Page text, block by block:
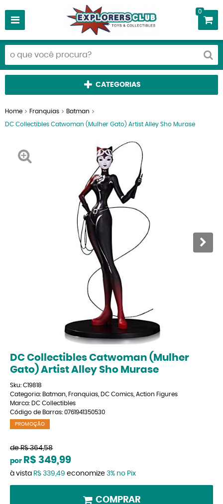
0
CATEGORIAS
Home Franquias Batman
DC Collectibles Catwoman (Mulher Gato) Artist Alley Sho Murase
DC Collectibles Catwoman (Mulher
Gato) Artist Alley Sho Murase
Sku: C19818
Categoria: Batman Franquias DC Comics Action Figures
Marca: DC Collectibles
Código de Barras: 0761941350530
PROMOÇÃO
de R$ 364,58
por R$ 349,99
à vista R$ 339,49 economize 3% no Pix
COMPRAR